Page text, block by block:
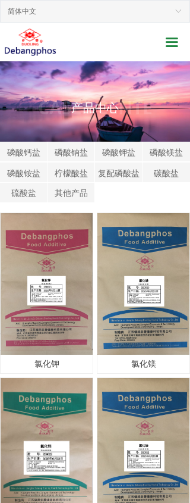
끀
网站首页
关于我们
新闻动态
产品展示
行业应用
联系我们
服务支持
ꀅ
简体中文
CASES CENTE
产品中心
氯化钾 氯化镁
磷酸钙盐 磷酸钠盐 磷酸钾盐
磷酸镁盐
磷酸铵盐
柠檬酸盐 复配磷酸盐
碳酸盐
硫酸盐
其他产品